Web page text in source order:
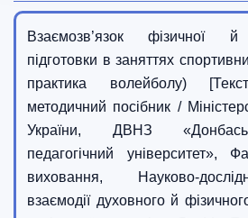
Взаємозв’язок фізичної й
підготовки в заняттях
практика волейболу)
методичний посібник /
України, ДВНЗ
педагогічний університет»,
виховання, Науково-
взаємодії духовного й